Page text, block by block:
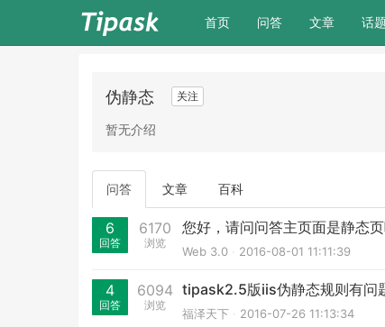
首页(current)
问答 文章 话题
伪静态 关注
暂无介绍
问答 文章 百科
6
回答
6170
浏览
您好，请问问答主页面是静态
Web 3.0
2016-08-01 11:11:39
4
回答
6094
浏览
tipask2.5版iis伪静态规则有问
福泽天下
2016-07-26 11:13:34